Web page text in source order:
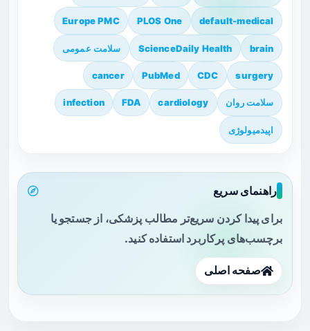
default-medical
PLOS One
Europe PMC
brain
ScienceDaily Health سلامت عمومی
surgery
CDC
PubMed
cancer
سلامت روان cardiology
FDA
infection
اپیدمیولوژی
راهنمای سریع
برای پیدا کردن سریع‌تر مطالب پزشکی، از جستجو یا
برچسب‌های پرکاربرد استفاده کنید.
صفحه اصلی